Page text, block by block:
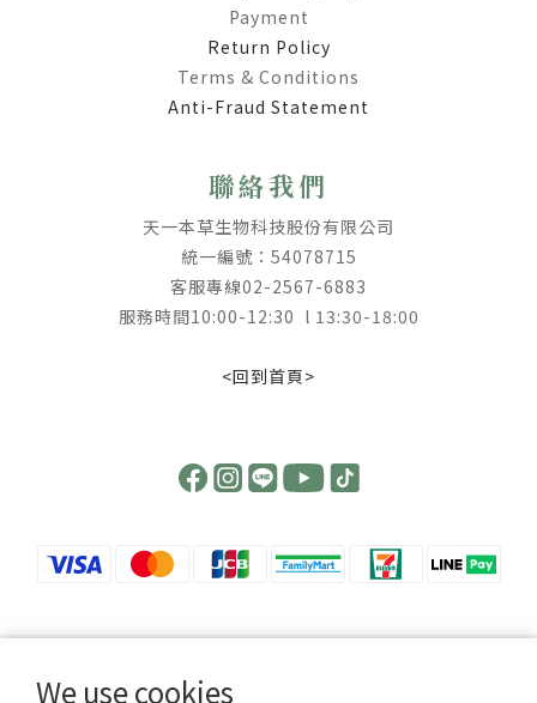
We use cookies
Payment
Return Policy
Terms & Conditions
Anti-Fraud Statement
聯絡我們
天一本草生物科技股份有限公司
統一編號：54078715
客服專線02-2567-6883
服務時間10:00-12:30 l 13:30-18:00
<回到首頁>